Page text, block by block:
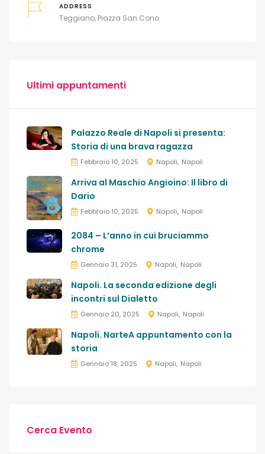
ADDRESS
Teggiano, Piazza San Cono
Ultimi appuntamenti
Palazzo Reale di Napoli si presenta:
Storia di una brava ragazza
Febbraio 10, 2025 Napoli Napoli
Arriva al Maschio Angioino: Il libro di
Dario
Febbraio 10, 2025 Napoli Napoli
2084 – L’anno in cui bruciammo
chrome
Gennaio 31, 2025 Napoli Napoli
Napoli. La seconda edizione degli
incontri sul Dialetto
Gennaio 20, 2025 Napoli Napoli
Napoli. NarteA appuntamento con la
storia
Gennaio 18, 2025 Napoli Napoli
Cerca Evento